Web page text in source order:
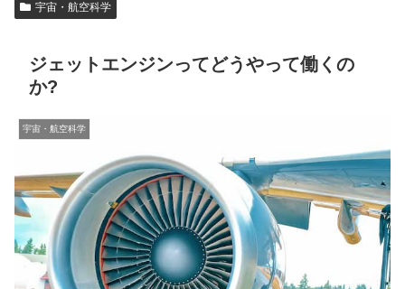
宇宙・航空科学
ジェットエンジンってどうやって働くの
か?
宇宙・航空科学